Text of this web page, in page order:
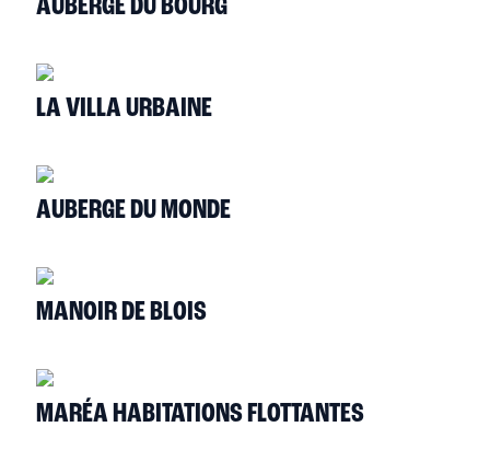
AUBERGE DU BOURG
LA VILLA URBAINE
AUBERGE DU MONDE
MANOIR DE BLOIS
MARÉA HABITATIONS FLOTTANTES